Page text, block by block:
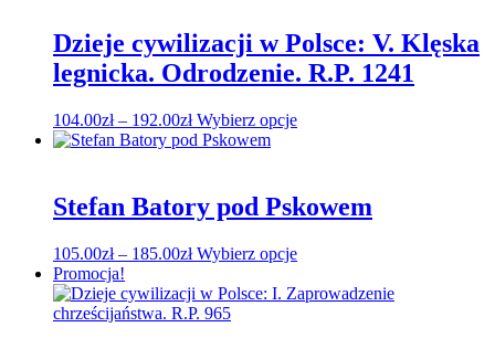
można
wybrać
na
produktu
Dzieje cywilizacji w Polsce: V. Klęska
legnicka. Odrodzenie. R.P. 1241
104.00zł – 192.00złZakres
cen:
192.00zł
Wybierz opcjeTen
wariantów.
Opcje
wybrać
stronie
Stefan Batory pod Pskowem
105.00zł – 185.00złZakres
od
105.00zł
Wybierz opcjeTen
ma
Promocja!